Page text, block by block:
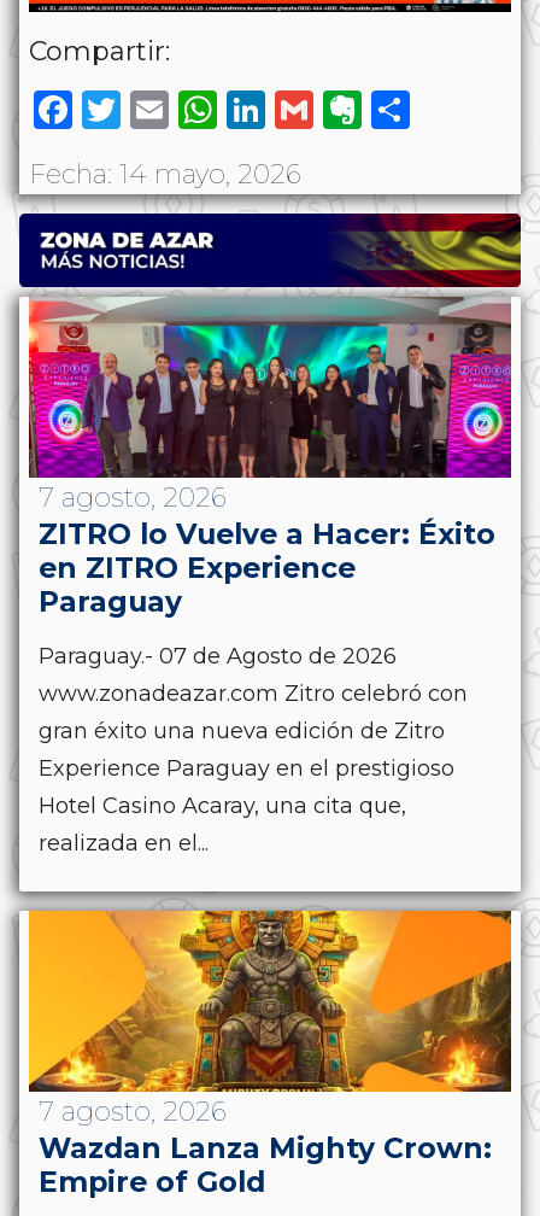
Compartir:
Facebook
Twitter
EmailWhatsApp
LinkedIn
GmailEvernote
Fecha: 14 mayo, 2026
7 agosto, 2026
ZITRO lo Vuelve a Hacer: Éxito
en ZITRO Experience
Paraguay
Paraguay.- 07 de Agosto de 2026
www.zonadeazar.com Zitro celebró con
gran éxito una nueva edición de Zitro
Experience Paraguay en el prestigioso
Hotel Casino Acaray, una cita que,
realizada en el...
7 agosto, 2026
Wazdan Lanza Mighty Crown:
Empire of Gold